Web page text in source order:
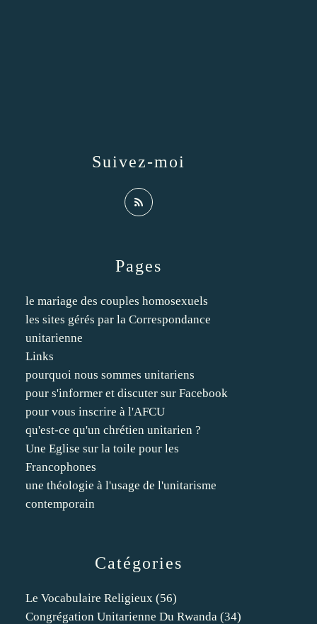
Catégories
Le Vocabulaire Religieux (56)
Congrégation Unitarienne Du Rwanda (34)
Pages
le mariage des couples homosexuels
les sites gérés par la Correspondance
unitarienne
Links
pourquoi nous sommes unitariens
pour s'informer et discuter sur Facebook
pour vous inscrire à l'AFCU
qu'est-ce qu'un chrétien unitarien ?
Une Eglise sur la toile pour les
Francophones
une théologie à l'usage de l'unitarisme
contemporain
Suivez-moi